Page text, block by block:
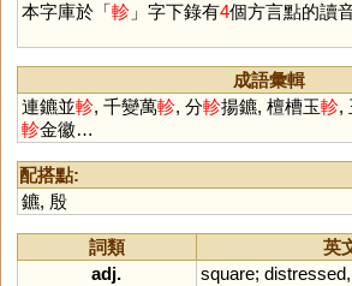
本字庫於「軫」字下錄有4個方言點的讀
成語彙輯
連鑣並軫, 千變萬軫, 分軫揚鑣, 檀槽玉軫,
軫金徽…
配搭點:
鑣, 殷
詞類
英
adj.
square; distressed,